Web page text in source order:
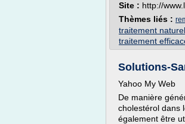
Site : http://
Thèmes liés :
traitement
traitement
Solutions-
Yahoo My Web
De manière
cholestérol dans
également être